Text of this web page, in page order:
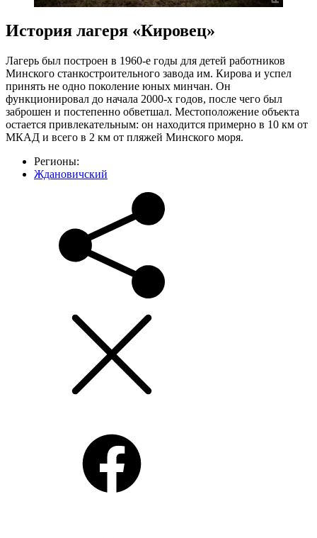
История лагеря «Кировец»
Лагерь был построен в 1960-е годы для детей работников
Минского станкостроительного завода им. Кирова и успел
принять не одно поколение юных минчан. Он
функционировал до начала 2000-х годов, после чего был
заброшен и постепенно обветшал. Местоположение объекта
остается привлекательным: он находится примерно в 10 км от
МКАД и всего в 2 км от пляжей Минского моря.
Регионы:
Ждановичский